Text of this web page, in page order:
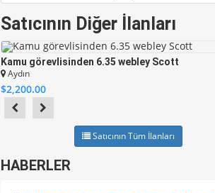
Satıcının Diğer İlanları
Kamu görevlisinden 6.35 webley Scott
Aydın
$2,200.00
Satıcının Tüm İlanları
HABERLER